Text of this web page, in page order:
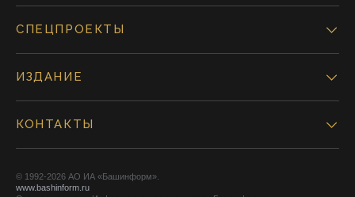
СПЕЦПРОЕКТЫ
ИЗДАНИЕ
КОНТАКТЫ
© 1992-2026 АО ИА «Башинформ».
www.bashinform.ru